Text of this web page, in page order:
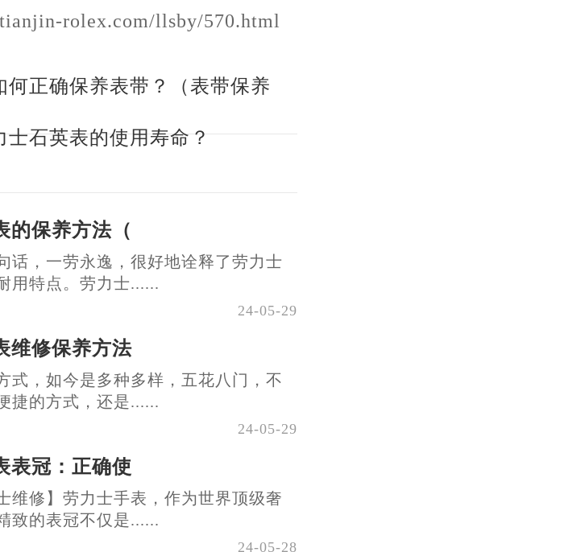
rolex.com/llsby/570.html
何正确保养表带？（表带保养
士石英表的使用寿命？
的保养方法（
话，一劳永逸，很好地诠释了劳力士
用特点。劳力士......
24-05-29
维修保养方法
式，如今是多种多样，五花八门，不
捷的方式，还是......
24-05-29
表冠：正确使
维修】劳力士手表，作为世界顶级奢
致的表冠不仅是......
24-05-28